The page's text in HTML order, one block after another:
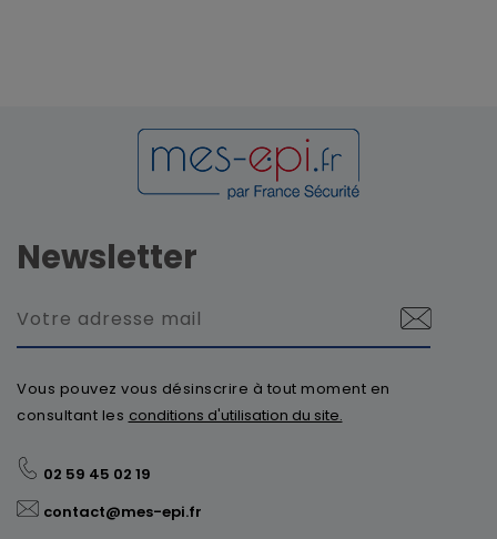
Newsletter
Vous pouvez vous désinscrire à tout moment en
consultant les conditions d'utilisation du site.
02 59 45 02 19
contact@mes-epi.fr